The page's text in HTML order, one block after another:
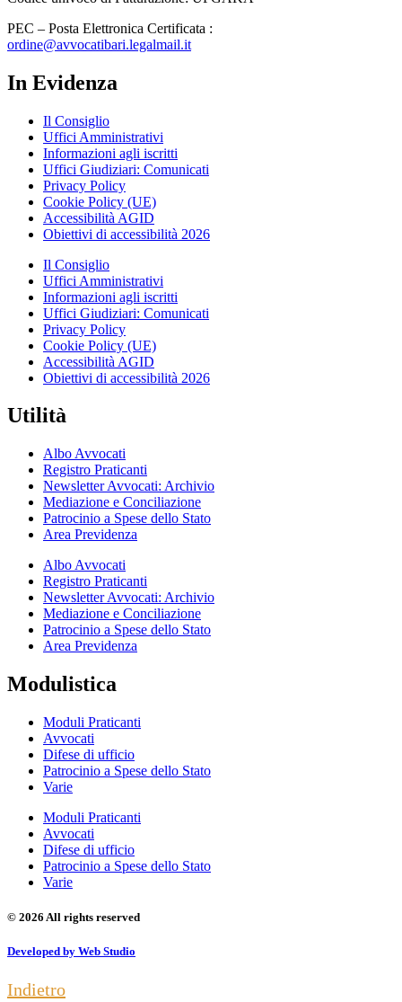
PEC – Posta Elettronica Certificata :
ordine@avvocatibari.legalmail.it
In Evidenza
Il Consiglio
Uffici Amministrativi
Informazioni agli iscritti
Uffici Giudiziari: Comunicati
Privacy Policy
Cookie Policy (UE)
Accessibilità AGID
Obiettivi di accessibilità 2026
Il Consiglio
Uffici Amministrativi
Informazioni agli iscritti
Uffici Giudiziari: Comunicati
Privacy Policy
Cookie Policy (UE)
Accessibilità AGID
Obiettivi di accessibilità 2026
Utilità
Albo Avvocati
Registro Praticanti
Newsletter Avvocati: Archivio
Mediazione e Conciliazione
Patrocinio a Spese dello Stato
Area Previdenza
Albo Avvocati
Registro Praticanti
Newsletter Avvocati: Archivio
Mediazione e Conciliazione
Patrocinio a Spese dello Stato
Area Previdenza
Modulistica
Moduli Praticanti
Avvocati
Difese di ufficio
Patrocinio a Spese dello Stato
Varie
Moduli Praticanti
Avvocati
Difese di ufficio
Patrocinio a Spese dello Stato
Varie
© 2026 All rights reserved
Developed by Web Studio
Indietro